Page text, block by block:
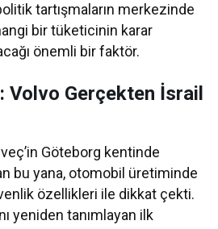
tartışmaların merkezinde
bir tüketicinin karar
önemli bir faktör.
Volvo Gerçekten İsrail
Göteborg kentinde
bu yana, otomobil üretiminde
özellikleri ile dikkat çekti.
yeniden tanımlayan ilk